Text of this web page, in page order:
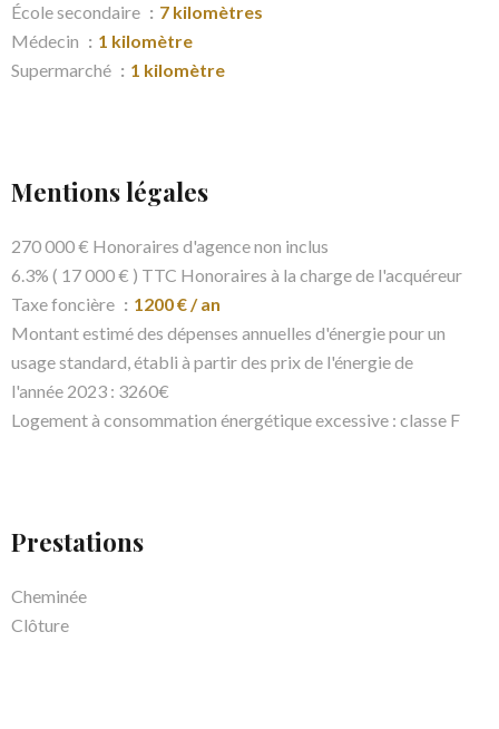
École secondaire
7 kilomètres
Médecin
1 kilomètre
Supermarché
1 kilomètre
Mentions légales
270 000 € Honoraires d'agence non inclus
6.3% ( 17 000 € ) TTC Honoraires à la charge de l'acquéreur
Taxe foncière
1200 € / an
Montant estimé des dépenses annuelles d'énergie pour un
usage standard, établi à partir des prix de l'énergie de
l'année 2023 : 3260€
Logement à consommation énergétique excessive : classe F
Prestations
Cheminée
Clôture